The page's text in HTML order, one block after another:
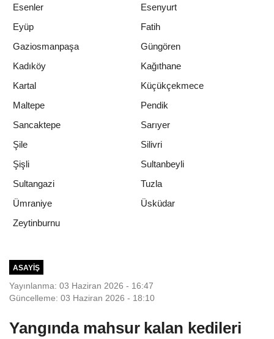
Esenler
Esenyurt
Eyüp
Fatih
Gaziosmanpaşa
Güngören
Kadıköy
Kağıthane
Kartal
Küçükçekmece
Maltepe
Pendik
Sancaktepe
Sarıyer
Şile
Silivri
Şişli
Sultanbeyli
Sultangazi
Tuzla
Ümraniye
Üsküdar
Zeytinburnu
ASAYIŞ
Yayınlanma: 03 Haziran 2026 - 16:47
Güncelleme: 03 Haziran 2026 - 18:10
Yangında mahsur kalan kedileri